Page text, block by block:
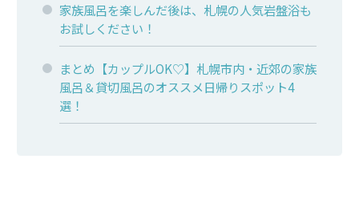
家族風呂を楽しんだ後は、札幌の人気岩盤浴も
お試しください！
まとめ【カップルOK♡】札幌市内・近郊の家族
風呂＆貸切風呂のオススメ日帰りスポット4
選！